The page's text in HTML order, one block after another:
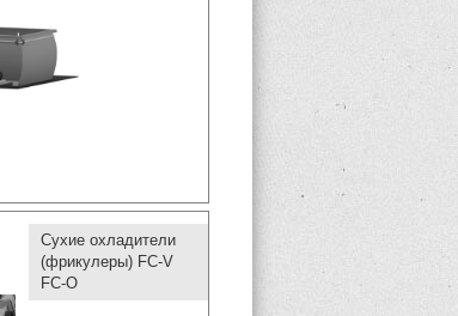
Сухие охладители
(фрикулеры) FC-V
FC-O